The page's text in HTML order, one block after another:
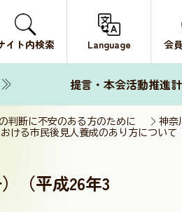
イト内検索 Language 会
提言・本会活動推進
神奈
判断に不安のある方のために
ける市民後見人養成のあり方について
（平成26年3